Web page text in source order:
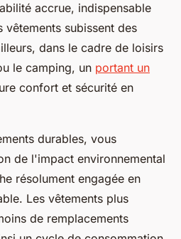
accrue, indispensable
vêtements subissent des
dans le cadre de loisirs
le camping, un portant un
confort et sécurité en
durables, vous
de l'impact environnemental
résolument engagée en
Les vêtements plus
de remplacements